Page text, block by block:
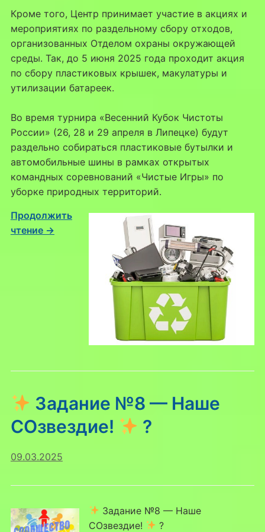
Кроме того, Центр принимает участие в акциях и
мероприятиях по раздельному сбору отходов,
организованных Отделом охраны окружающей
среды. Так, до 5 июня 2025 года проходит акция
по сбору пластиковых крышек, макулатуры и
утилизации батареек.
Во время турнира «Весенний Кубок Чистоты
России» (26, 28 и 29 апреля в Липецке) будут
раздельно собираться пластиковые бутылки и
автомобильные шины в рамках открытых
командных соревнований «Чистые Игры» по
уборке природных территорий.
Продолжить
чтение →
Задание №8 — Наше
СОзвездие!
?
09.03.2025
Задание №8 — Наше
СОзвездие!
?